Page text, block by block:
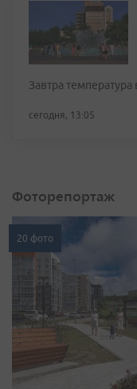
Завтра
сегодня, 13:05
Фоторепортаж
20 фото